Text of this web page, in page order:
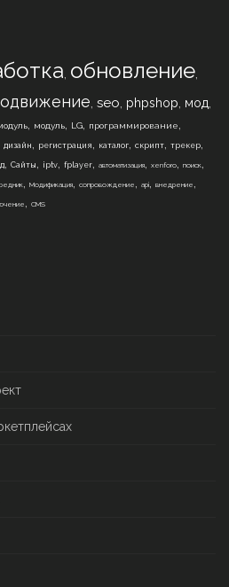
, обновление,
, seo, phpshop, мод,
, модуль, LG, программирование,
дизайн , регистрация , каталог, скрипт, трекер,
, Сайты , iptv, fplayer, автоматизация, xenforo, поиск,
, Модификация, сопровождение , api, внедрение ,
, CMS